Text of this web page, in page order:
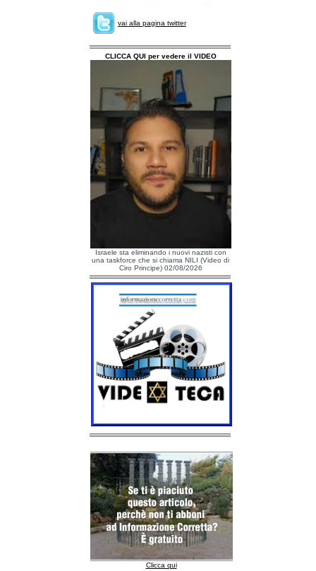
vai alla pagina twitter
CLICCA QUI per vedere il VIDEO
Israele sta eliminando i nuovi nazisti con
una taskforce che si chiama NILI (Video di
Ciro Principe) 02/08/2026
Clicca qui